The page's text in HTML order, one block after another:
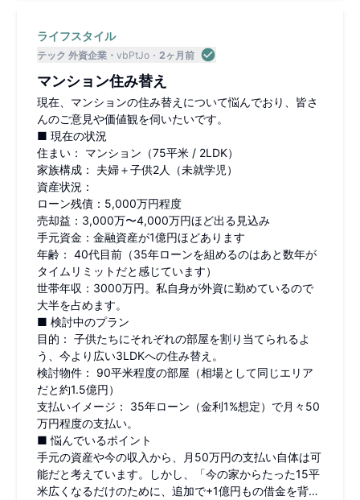
ライフスタイル
テック 外資企業 vbPtJo 2ヶ月前
マンション住み替え
​現在、マンションの住み替えについて悩んでおり、皆さ
んのご意見や価値観を伺いたいです。
​■ 現在の状況
​住まい： マンション（75平米 / 2LDK）
​家族構成： 夫婦＋子供2人（未就学児）
​資産状況：
​ローン残債：5,000万円程度
​売却益：3,000万〜4,000万円ほど出る見込み
​手元資金：金融資産が1億円ほどあります
​年齢： 40代目前（35年ローンを組めるのはあと数年が
タイムリミットだと感じています）
世帯年収：3000万円。私自身が外資に勤めているので
大半を占めます。
​■ 検討中のプラン
​目的： 子供たちにそれぞれの部屋を割り当てられるよ
う、今より広い3LDKへの住み替え。
​検討物件： 90平米程度の部屋（相場として同じエリア
だと約1.5億円）
​支払いイメージ： 35年ローン（金利1%想定）で月々50
万円程度の支払い。
​■ 悩んでいるポイント
手元の資産や今の収入から、月50万円の支払い自体は可
能だと考えています。しかし、「今の家からたった15平
米広くなるだけのために、追加で+1億円もの借金を背負